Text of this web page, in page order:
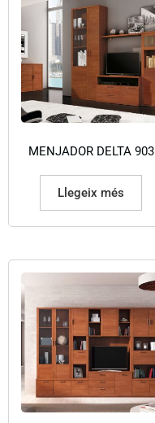
MENJADOR DELTA 903
Llegeix més